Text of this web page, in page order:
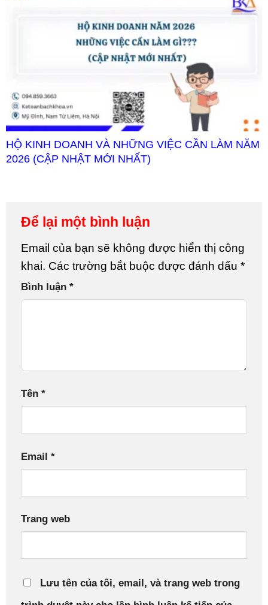
HỘ KINH DOANH VÀ NHỮNG VIỆC CẦN LÀM NĂM
2026 (CẬP NHẬT MỚI NHẤT)
Để lại một bình luận
Email của bạn sẽ không được hiển thị công
khai. Các trường bắt buộc được đánh dấu *
Bình luận *
Tên *
Email *
Trang web
Lưu tên của tôi, email, và trang web trong